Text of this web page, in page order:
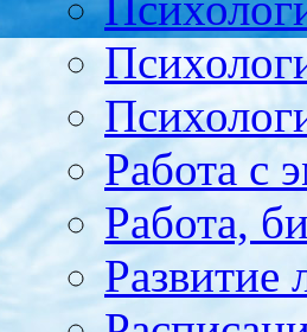
Работа с
Работа,
Развитие